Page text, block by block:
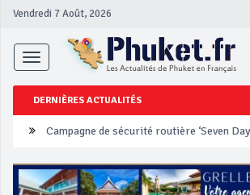
Vendredi 7 Août, 2026
Toggle
navigation
DERNIÈRES ACTUALITÉS
Un touriste français blessé en se faisant
Phuket Peranakan Festival